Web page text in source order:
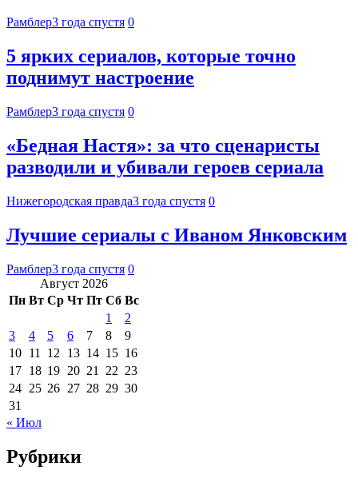
Рамблер3 года спустя 0
5 ярких сериалов, которые точно
поднимут настроение
Рамблер3 года спустя 0
«Бедная Настя»: за что сценаристы
разводили и убивали героев сериала
Нижегородская правда3 года спустя 0
Лучшие сериалы с Иваном Янковским
Рамблер3 года спустя 0
Август 2026
Пн Вт Ср Чт Пт Сб Вс
1
2
3
4 5 6 7 8
9
10 11 12 13 14 15 16
17 18 19 20 21 22 23
24 25 26 27 28 29 30
31
« Июл
Рубрики